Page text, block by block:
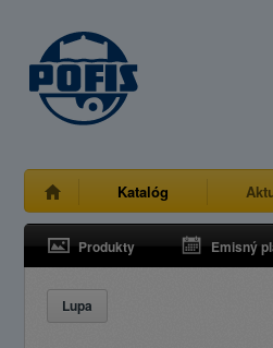
Katalóg
Produkty Emisný
Lupa